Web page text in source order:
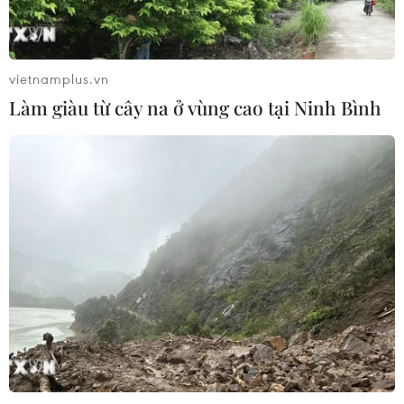
Phó Tổng Biên tập: NGUYỄN THỊ TÁM, KHÚC THANH
Quy định sử dụng
Hỗ trợ
Ngôn ngữ
TTXVN
Dịch vụ tin
Quảng cáo
Liên hệ
vietnamplus.vn
Làm giàu từ cây na ở vùng cao tại Ninh Bình